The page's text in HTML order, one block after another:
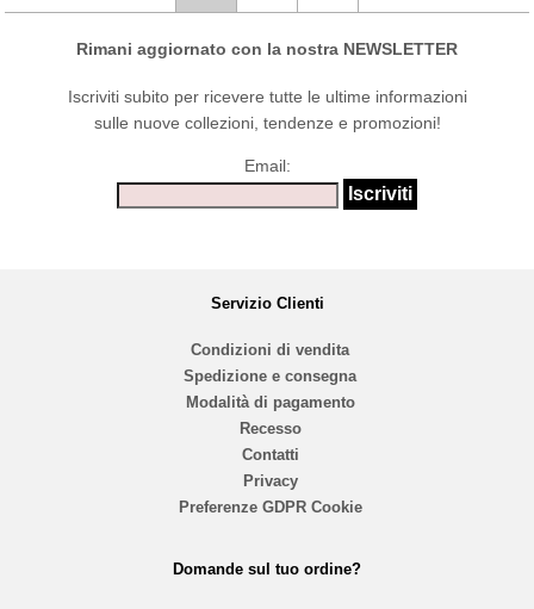
Rimani aggiornato con la nostra NEWSLETTER
Iscriviti subito per ricevere tutte le ultime informazioni
sulle nuove collezioni, tendenze e promozioni!
Email:
Servizio Clienti
Condizioni di vendita
Spedizione e consegna
Modalità di pagamento
Recesso
Contatti
Privacy
Preferenze GDPR Cookie
Domande sul tuo ordine?